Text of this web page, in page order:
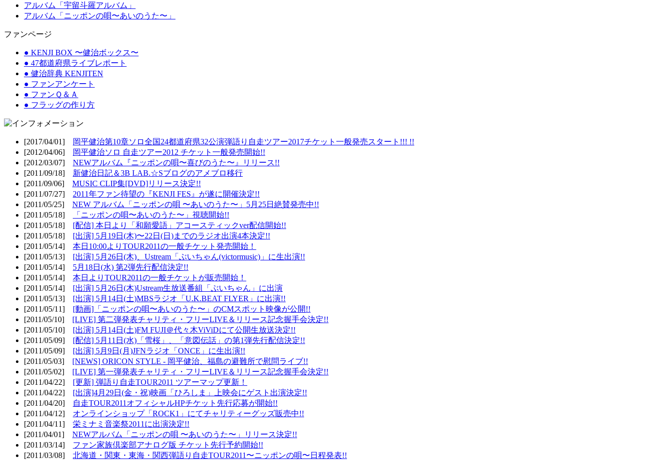
アルバム「宇留斗羅アルバム」
アルバム「ニッポンの唄〜あいのうた〜」
ファンページ
● KENJI BOX 〜健治ボックス〜
● 47都道府県ライブレポート
● 健治辞典 KENJITEN
● ファンアンケート
● ファンＱ＆Ａ
● フラッグの作り方
[2017/04/01]
岡平健治第10章ソロ全国24都道府県32公演弾語り自走ツアー2017チケット一般発売スタート!!! !!
[2012/04/06]
岡平健治ソロ 自走ツアー2012 チケット一般発売開始!!
[2012/03/07] NEWアルバム『ニッポンの唄〜喜びのうた〜』リリース!!
[2011/09/18] 新健治日記＆3B LAB.☆Sブログのアメブロ移行
[2011/09/06] MUSIC CLIP集[DVD]リリース決定!!
[2011/07/27] 2011年ファン待望の『KENJI FES』が遂に開催決定!!
[2011/05/25] NEW アルバム「ニッポンの唄 〜あいのうた〜」5月25日絶賛発売中!!
[2011/05/18]
「ニッポンの唄〜あいのうた〜」視聴開始!!
[2011/05/18] [配信] 本日より「和願愛語」アコースティックver配信開始!!
[2011/05/18] [出演] 5月19日(木)〜22日(日)までのラジオ出演4本決定!!
[2011/05/14] 本日10:00よりTOUR2011の一般チケット発売開始！
[2011/05/13] [出演] 5月26日(木)、Ustream「ぶいちゃん(victormusic)」に生出演!!
[2011/05/14] 5月18日(水) 第2弾先行配信決定!!
[2011/05/14] 本日よりTOUR2011の一般チケットが販売開始！
[2011/05/14] [出演] 5月26日(木)Ustream生放送番組「ぶいちゃん」に出演
[2011/05/13] [出演] 5月14日(土)MBSラジオ「U.K.BEAT FLYER」に出演!!
[2011/05/11] [動画]「ニッポンの唄〜あいのうた〜」のCMスポット映像が公開!!
[2011/05/10] [LIVE] 第二弾発表チャリティ・フリーLIVE＆リリース記念握手会決定!!
[2011/05/10] [出演] 5月14日(土)FM FUJI＠代々木ViViDにて公開生放送決定!!
[2011/05/09] [配信] 5月11日(水)「雪桜」、「意図伝話」の第1弾先行配信決定!!
[2011/05/09] [出演] 5月9日(月)JFNラジオ「ONCE」に生出演!!
[2011/05/03] [NEWS] ORICON STYLE - 岡平健治、福島の避難所で慰問ライブ!!
[2011/05/02] [LIVE] 第一弾発表チャリティ・フリーLIVE＆リリース記念握手会決定!!
[2011/04/22] [更新] 弾語り自走TOUR2011 ツアーマップ更新！
[2011/04/22] [出演]4月29日(金・祝)映画「ひろしま」上映会にゲスト出演決定!!
[2011/04/20]
自走TOUR2011オフィシャルHPチケット先行応募が開始!!
[2011/04/12] オンラインショップ「ROCK1」にてチャリティーグッズ販売中!!
[2011/04/11] 栄ミナミ音楽祭2011に出演決定!!
[2011/04/01] NEWアルバム「ニッポンの唄 〜あいのうた〜」リリース決定!!
[2011/03/14] ファン家族倶楽部アナログ版 チケット先行予約開始!!
[2011/03/08] 北海道・関東・東海・関西弾語り自走TOUR2011〜ニッポンの唄〜日程発表!!